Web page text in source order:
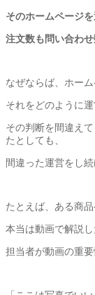
そのホームページ
注文数も問い合わ
なぜならば、ホー
それをどのように
その判断を間違えて
たとしても、
間違った運営をし
たとえば、ある商品
本当は動画で解説
担当者が動画の重要